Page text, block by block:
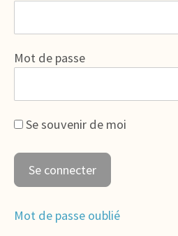
Mot de passe
Se souvenir de moi
Mot de passe oublié